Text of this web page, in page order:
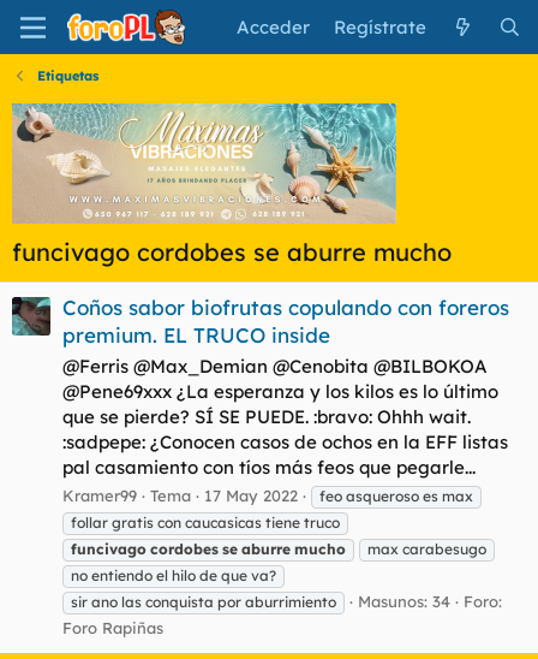
Acceder Regístrate
Etiquetas
funcivago cordobes se aburre mucho
Coños sabor biofrutas copulando con foreros
premium. EL TRUCO inside
@Ferris @Max_Demian @Cenobita @BILBOKOA
@Pene69xxx ¿La esperanza y los kilos es lo último
que se pierde? SÍ SE PUEDE. :bravo: Ohhh wait.
:sadpepe: ¿Conocen casos de ochos en la EFF listas
pal casamiento con tíos más feos que pegarle...
Kramer99 Tema 17 May 2022
feo asqueroso es max
follar gratis con caucasicas tiene truco
funcivago cordobes se aburre mucho
max carabesugo
no entiendo el hilo de que va?
sir ano las conquista por aburrimiento
Masunos: 34
Foro:
Foro Rapiñas